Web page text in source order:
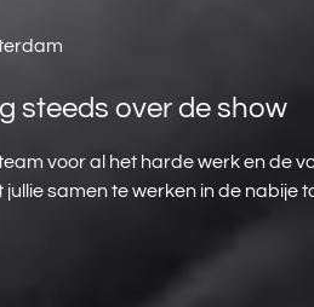
steeds over de show
voor al het harde werk en de
samen te werken in de nabije